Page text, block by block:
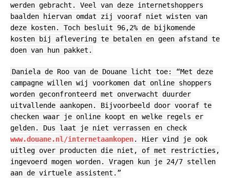
werden gebracht. Veel van deze internetshoppers
baalden hiervan omdat zij vooraf niet wisten van
deze kosten. Toch besluit 96,2% de bijkomende
kosten bij aflevering te betalen en geen afstand te
doen van hun pakket.
Daniela de Roo van de Douane licht toe: “Met deze
campagne willen wij voorkomen dat online shoppers
worden geconfronteerd met onverwacht duurder
uitvallende aankopen. Bijvoorbeeld door vooraf te
checken waar je online koopt en welke regels er
gelden. Dus laat je niet verrassen en check
www.douane.nl/internetaankopen. Hier vind je ook
uitleg over producten die niet, of met restricties,
ingevoerd mogen worden. Vragen kun je 24/7 stellen
aan de virtuele assistent.”